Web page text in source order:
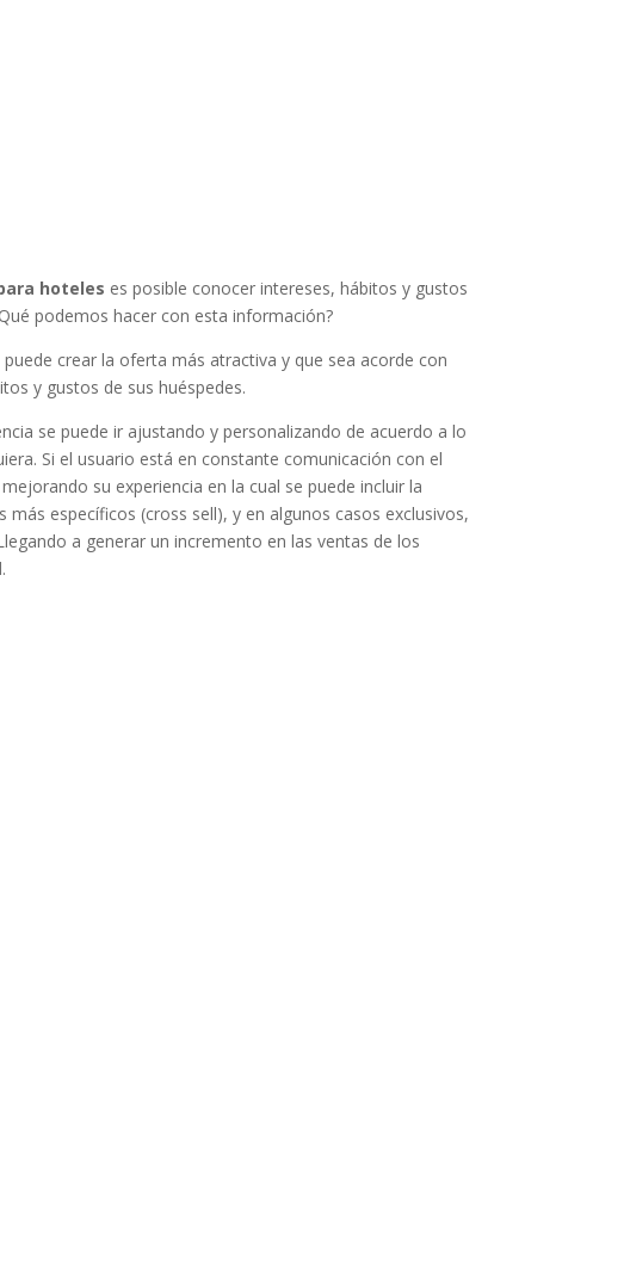
hoteles es posible conocer intereses, hábitos y gustos
podemos hacer con esta información?
puede crear la oferta más atractiva y que sea acorde con
y gustos de sus huéspedes.
se puede ir ajustando y personalizando de acuerdo a lo
Si el usuario está en constante comunicación con el
su experiencia en la cual se puede incluir la
más específicos (cross sell), y en algunos casos exclusivos,
a generar un incremento en las ventas de los